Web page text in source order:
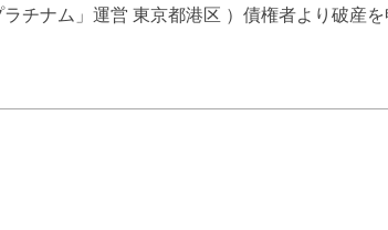
チナム」運営 東京都港区 ）債権者より破産を